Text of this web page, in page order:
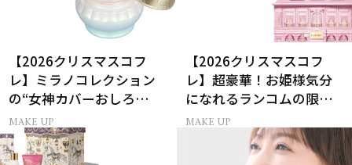
【2026クリスマスコフ
レ】ミラノコレクション
の“女神カバーおしろ
い”で主役に！
MAKE UP
【2026クリスマスコフ
レ】超豪華！お姫様気分
になれるランコムの限定
コスメキット
MAKE UP